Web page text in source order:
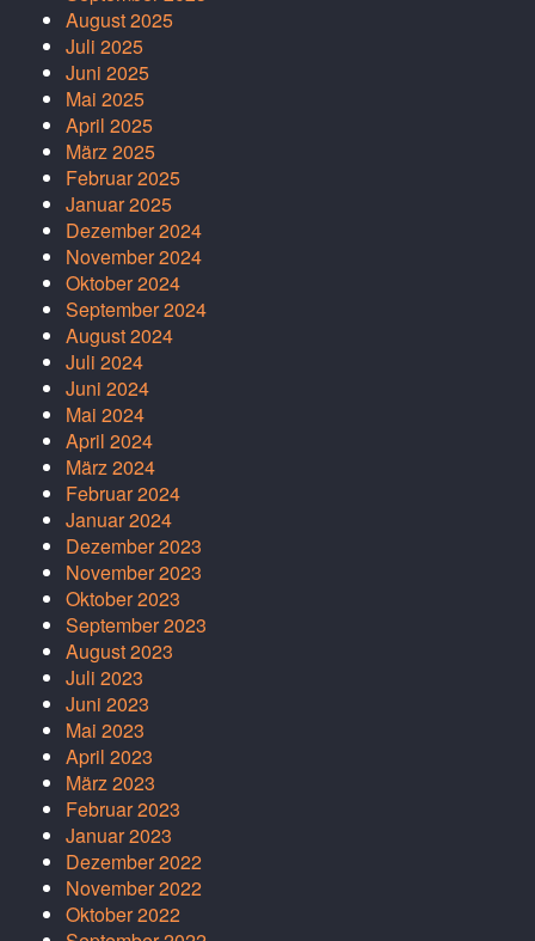
August 2025
Juli 2025
Juni 2025
Mai 2025
April 2025
März 2025
Februar 2025
Januar 2025
Dezember 2024
November 2024
Oktober 2024
September 2024
August 2024
Juli 2024
Juni 2024
Mai 2024
April 2024
März 2024
Februar 2024
Januar 2024
Dezember 2023
November 2023
Oktober 2023
September 2023
August 2023
Juli 2023
Juni 2023
Mai 2023
April 2023
März 2023
Februar 2023
Januar 2023
Dezember 2022
November 2022
Oktober 2022